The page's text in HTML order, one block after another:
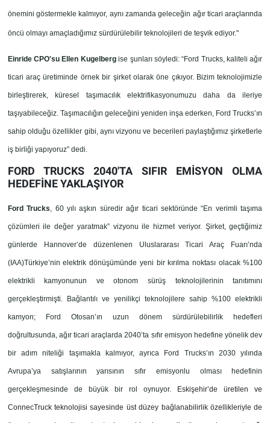
önemini göstermekle kalmıyor, aynı zamanda geleceğin ağır ticari araçlarında
öncü olmayı amaçladığımız sürdürülebilir teknolojileri de teşvik ediyor."
Einride CPO'su Ellen Kugelbergise şunları söyledi: “Ford Trucks, kaliteli ağır
ticari araç üretiminde örnek bir şirket olarak öne çıkıyor. Bizim teknolojimizle
birleştirerek, küresel taşımacılık elektrifikasyonumuzu daha da ileriye
taşıyabileceğiz. Taşımacılığın geleceğini yeniden inşa ederken, Ford Trucks’ın
sahip olduğu özellikler gibi, aynı vizyonu ve becerileri paylaştığımız şirketlerle
iş birliği yapıyoruz” dedi.
FORD TRUCKS 2040'TA SIFIR EMİSYON OLMA
HEDEFİNE YAKLAŞIYOR
Ford Trucks, 60 yılı aşkın süredir ağır ticari sektöründe “En verimli taşıma
çözümleri ile değer yaratmak” vizyonu ile hizmet veriyor. Şirket, geçtiğimiz
günlerde Hannover’de düzenlenen Uluslararası Ticari Araç Fuarı’nda
(IAA)Türkiye’nin elektrik dönüşümünde yeni bir kırılma noktası olacak %100
elektrikli kamyonunun ve otonom sürüş teknolojilerinin tanıtımını
gerçekleştirmişti. Bağlantılı ve yenilikçi teknolojilere sahip %100 elektrikli
kamyon; Ford Otosan’ın uzun dönem sürdürülebilirlik hedefleri
doğrultusunda, ağır ticari araçlarda 2040’ta sıfır emisyon hedefine yönelik dev
bir adım niteliği taşımakla kalmıyor, ayrıca Ford Trucks’ın 2030 yılında
Avrupa’ya satışlarının yarısının sıfır emisyonlu olması hedefinin
gerçekleşmesinde de büyük bir rol oynuyor. Eskişehir’de üretilen ve
ConnecTruck teknolojisi sayesinde üst düzey bağlanabilirlik özellikleriyle de